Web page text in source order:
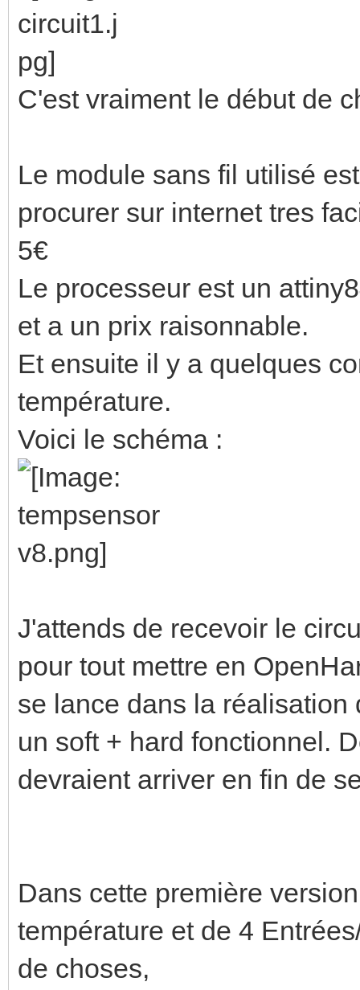
C'est vraiment le début de
Le module sans fil utilisé
procurer sur internet tres
5€
Le processeur est un
et a un prix raisonnable.
Et ensuite il y a quelques
température.
Voici le schéma :
J'attends de recevoir le
pour tout mettre en
se lance dans la
un soft + hard fonctionnel.
devraient arriver en fin de
Dans cette première
température et de 4
de choses,